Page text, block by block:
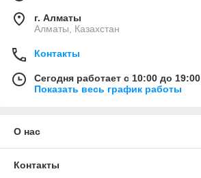
г. Алматы
Алматы, Казахстан
Контакты
Сегодня работает с 10:00 до 19:00
Показать весь график работы
О нас
Контакты